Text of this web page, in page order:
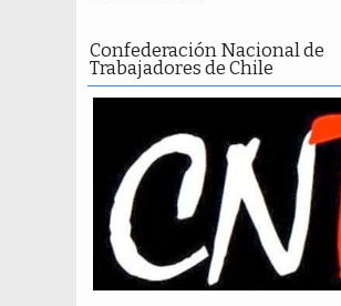
Confederación Nacional de
Trabajadores de Chile